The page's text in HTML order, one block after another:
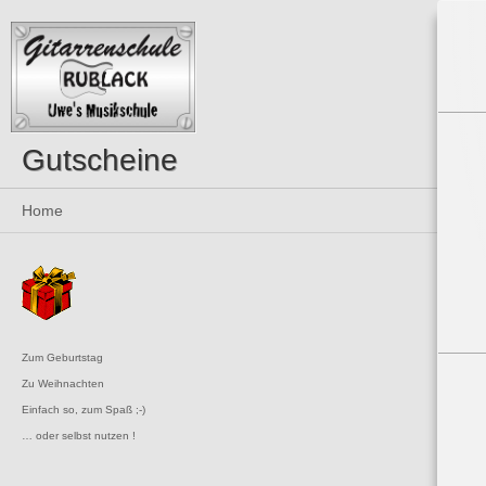
Gutscheine
Home
Zum Geburtstag
Zu Weihnachten
Einfach so, zum Spaß ;-)
… oder selbst nutzen !